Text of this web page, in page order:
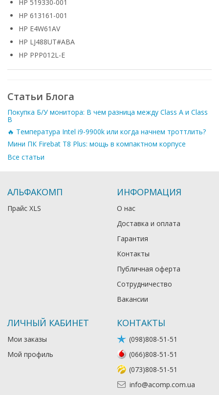
HP 519330-001
HP 613161-001
HP E4W61AV
HP LJ488UT#ABA
HP PPP012L-E
Статьи Блога
Покупка Б/У монитора: В чем разница между Class A и Class
B
🔥 Температура Intel i9-9900k или когда начнем троттлить?
Мини ПК Firebat T8 Plus: мощь в компактном корпусе
Все статьи
АЛЬФАКОМП
Прайс XLS
ИНФОРМАЦИЯ
О нас
Доставка и оплата
Гарантия
Контакты
Публичная оферта
Сотрудничество
Вакансии
ЛИЧНЫЙ КАБИНЕТ
Мои заказы
Мой профиль
КОНТАКТЫ
(098)808-51-51
(066)808-51-51
(073)808-51-51
info@acomp.com.ua